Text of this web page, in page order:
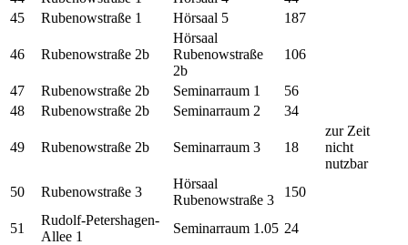
45
Rubenowstraße 1 Hörsaal 5 187
46 Rubenowstraße 2b
Hörsaal
Rubenowstraße
2b
106
47 Rubenowstraße 2b Seminarraum 1
56
48
Rubenowstraße 2b Seminarraum 2 34
49 Rubenowstraße 2b Seminarraum 3 18
zur Zeit
nicht
nutzbar
50
Rubenowstraße 3
Hörsaal
Rubenowstraße 3
150
51
Rudolf-Petershagen-
Allee 1
Seminarraum 1.05 24